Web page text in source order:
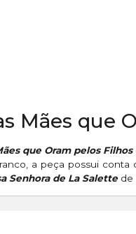
Mães que
que Oram pelos Filhos
a peça possui conta
Senhora de La Salette de